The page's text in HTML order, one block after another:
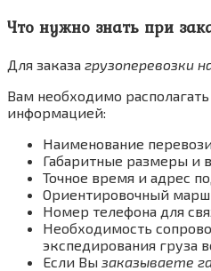
Что нужно знать при
Для заказа грузоперевозки
Вам необходимо
информацией:
Наименование
Габаритные размеры и
Точное время и адрес
Ориентировочный
Номер телефона для
Необходимость
экспедирования груза
Если Вы заказываете